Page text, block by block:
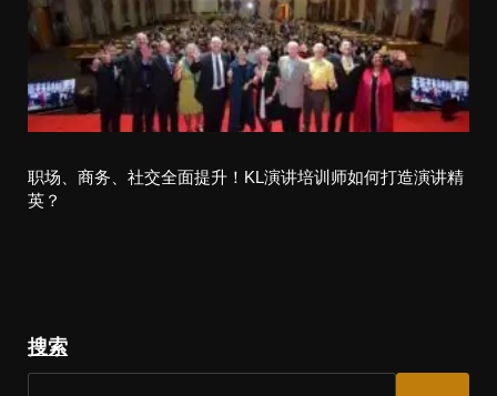
职场、商务、社交全面提升！KL演讲培训师如何打造演讲精
英？
搜索